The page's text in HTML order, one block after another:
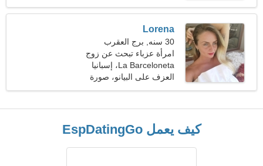
Lorena
30 سنه, برج العقرب
امرأة عزباء تبحث عن زوج
La Barceloneta، إسبانيا
العزف على البيانو، صورة
فوتوغرافية
كيف يعمل EspDatingGo